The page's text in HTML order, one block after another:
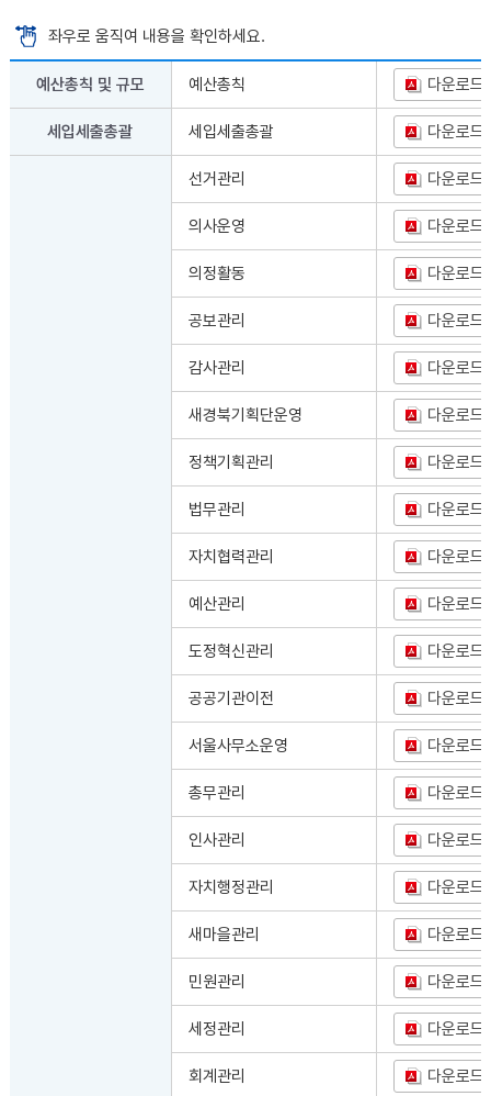
좌우로 움직여 내용을 확인하세요.
예산총칙 및 규모 예산총칙 다운로드
세입세출총괄 세입세출총괄 다운로드
선거관리 다운로드
의사운영 다운로드
의정활동 다운로드
공보관리 다운로드
감사관리 다운로드
새경북기획단운영 다운로드
정책기획관리 다운로드
법무관리 다운로드
자치협력관리 다운로드
예산관리 다운로드
도정혁신관리 다운로드
공공기관이전 다운로드
서울사무소운영 다운로드
총무관리 다운로드
인사관리 다운로드
자치행정관리 다운로드
새마을관리 다운로드
민원관리 다운로드
세정관리 다운로드
회계관리 다운로드